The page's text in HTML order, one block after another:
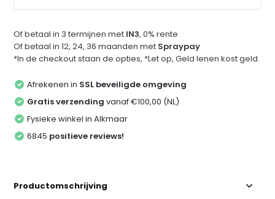
Of betaal in 3 termijnen met IN3, 0% rente
Of betaal in 12, 24, 36 maanden met Spraypay
*In de checkout staan de opties, *Let op, Geld lenen kost geld.
Afrekenen in SSL beveiligde omgeving
Gratis verzending vanaf €100,00 (NL)
Fysieke winkel in Alkmaar
6845 positieve reviews!
Productomschrijving